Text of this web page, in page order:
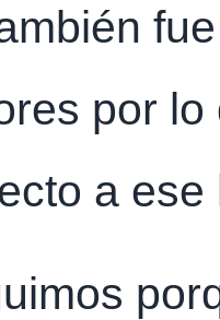
por
a ese